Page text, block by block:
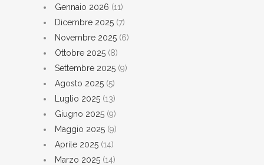
Gennaio 2026 (11)
Dicembre 2025 (7)
Novembre 2025 (6)
Ottobre 2025 (8)
Settembre 2025 (9)
Agosto 2025 (5)
Luglio 2025 (13)
Giugno 2025 (9)
Maggio 2025 (9)
Aprile 2025 (14)
Marzo 2025 (14)